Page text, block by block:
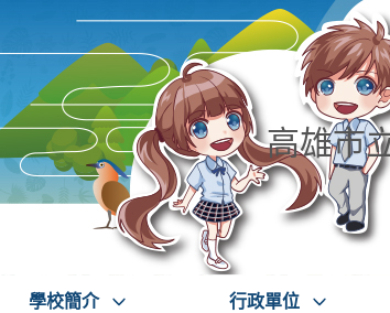
高雄市
學校簡介 行政單位